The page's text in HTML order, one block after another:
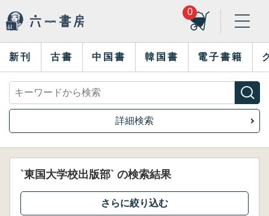
0
新刊 古書 中国書 韓国書 電子書籍
詳細検索
`東国大学校出版部` の検索結果